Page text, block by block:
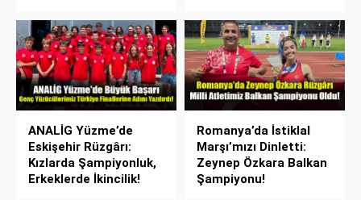
ANALİG Yüzme’de
Eskişehir Rüzgârı:
Kızlarda Şampiyonluk,
Erkeklerde İkincilik!
Romanya’da İstiklal
Marşı’mızı Dinletti:
Zeynep Özkara Balkan
Şampiyonu!